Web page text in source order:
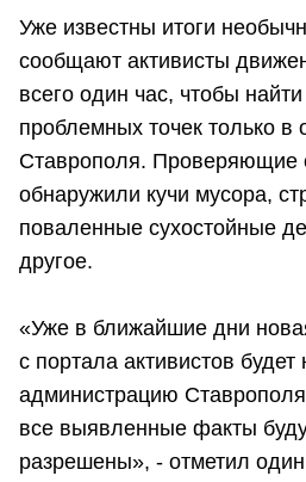
Уже известны итоги
сообщают активисты
всего один час, чтобы
проблемных точек только в
Ставрополя. Проверяющие
обнаружили кучи мусора,
поваленные сухостойные
другое.
«Уже в ближайшие дни
с портала активистов
администрацию
все выявленные факты
разрешены», - отметил